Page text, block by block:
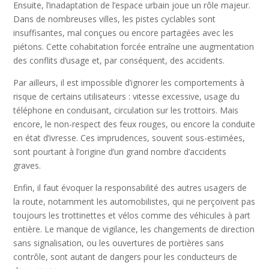
Ensuite, l’inadaptation de l’espace urbain joue un rôle majeur.
Dans de nombreuses villes, les pistes cyclables sont
insuffisantes, mal conçues ou encore partagées avec les
piétons. Cette cohabitation forcée entraîne une augmentation
des conflits d’usage et, par conséquent, des accidents.
Par ailleurs, il est impossible d’ignorer les comportements à
risque de certains utilisateurs : vitesse excessive, usage du
téléphone en conduisant, circulation sur les trottoirs. Mais
encore, le non-respect des feux rouges, ou encore la conduite
en état d’ivresse. Ces imprudences, souvent sous-estimées,
sont pourtant à l’origine d’un grand nombre d’accidents
graves.
Enfin, il faut évoquer la responsabilité des autres usagers de
la route, notamment les automobilistes, qui ne perçoivent pas
toujours les trottinettes et vélos comme des véhicules à part
entière. Le manque de vigilance, les changements de direction
sans signalisation, ou les ouvertures de portières sans
contrôle, sont autant de dangers pour les conducteurs de